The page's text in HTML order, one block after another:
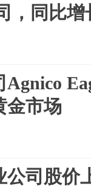
，同比
金市场
司股价